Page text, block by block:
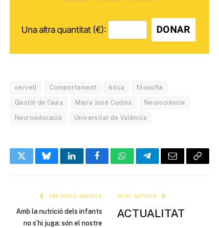
Una altra quantitat (€): DONAR
cervell Comportament ètica filosofia
Gestió de l'aula Maria José Codina Neurociència
Neuroeducació Universitat de València
TwitterBlueskyLinkedInFacebookWhatsAppTelegramEmail Copy
PREVIOUS ARTICLE
Amb la nutrició dels infants
no s’hi juga: són el nostre
NEXT ARTICLE
ACTUALITAT